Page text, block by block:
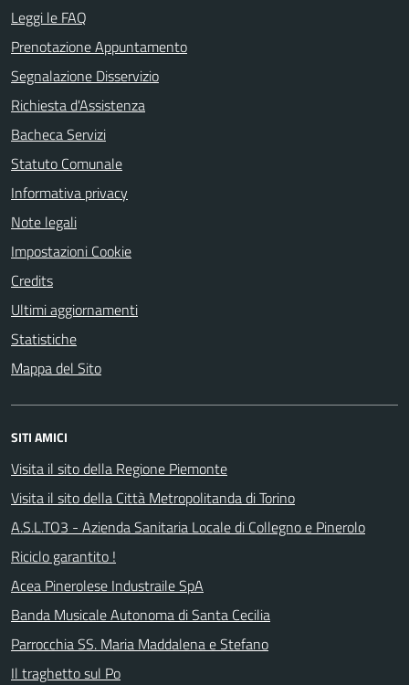
Leggi le FAQ
Prenotazione Appuntamento
Segnalazione Disservizio
Richiesta d'Assistenza
Bacheca Servizi
Statuto Comunale
Informativa privacy
Note legali
Impostazioni Cookie
Credits
Ultimi aggiornamenti
Statistiche
Mappa del Sito
SITI AMICI
Visita il sito della Regione Piemonte
Visita il sito della Città Metropolitanda di Torino
A.S.L.TO3 - Azienda Sanitaria Locale di Collegno e Pinerolo
Riciclo garantito !
Acea Pinerolese Industraile SpA
Banda Musicale Autonoma di Santa Cecilia
Parrocchia SS. Maria Maddalena e Stefano
Il traghetto sul Po